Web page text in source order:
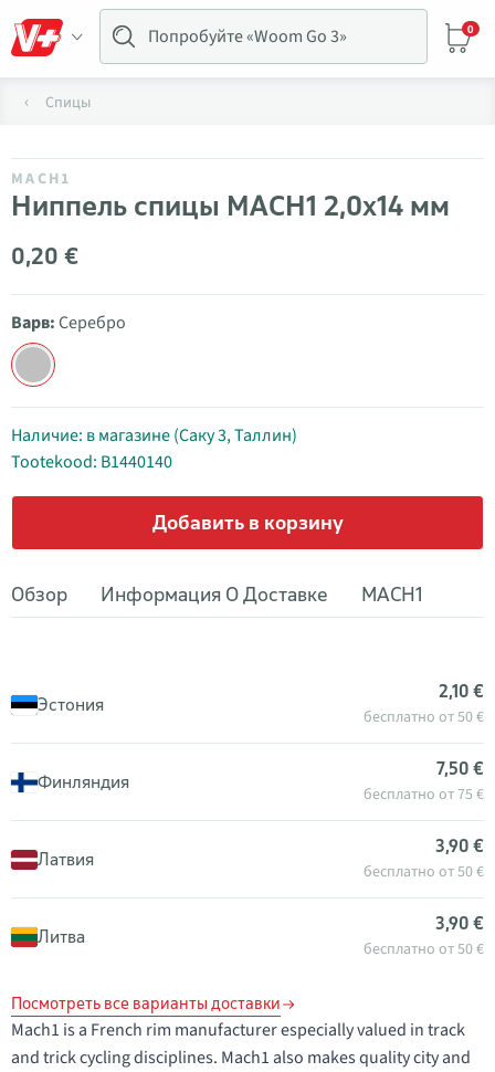
0
Спицы
MACH1
Ниппель спицы MACH1 2,0x14 мм
0,20 €
Варв:Серебро
Наличие: в магазине (Саку 3, Таллин)
Tootekood: B1440140
Добавить в корзину
Обзор Информация О Доставке MACH1
Эстония
2,10 €
бесплатно от 50 €
Финляндия
7,50 €
бесплатно от 75 €
Латвия
3,90 €
бесплатно от 50 €
Литва
3,90 €
бесплатно от 50 €
Посмотреть все варианты доставки
Mach1 is a French rim manufacturer especially valued in track
and trick cycling disciplines. Mach1 also makes quality city and